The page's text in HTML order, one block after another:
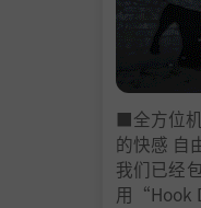
■全方位
的快感 自
我们已经
用“Hook